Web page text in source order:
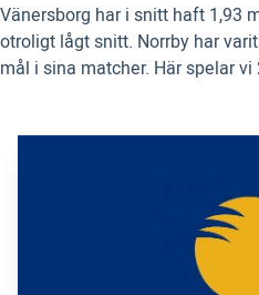
Vänersborg har i snitt haft 1,93
otroligt lågt snitt. Norrby har
mål i sina matcher. Här spelar vi